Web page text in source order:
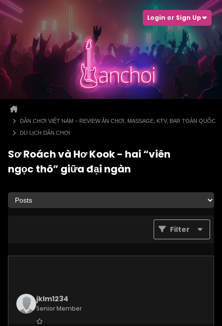
Login or Sign Up
DÂN CHƠI VIỆT NAM – REVIEW ĂN CHƠI, MASSAGE, KTV, BAR TOÀN QUỐC
DU LỊCH DÂN CHƠI
Sơ Roách và Hơ Kook - hai “viên
ngọc thô” giữa đại ngàn
Filter
jklm1234
Senior Member